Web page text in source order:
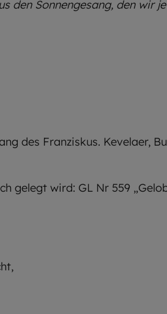
den Sonnengesang, den wir
des Franziskus. Kevelaer,
gelegt wird: GL Nr 559